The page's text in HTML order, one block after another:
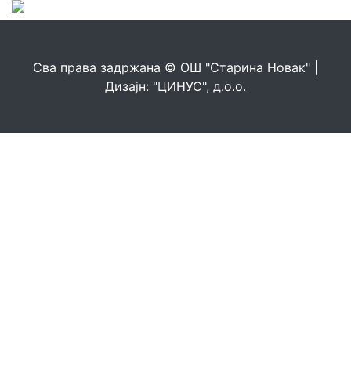
Сва права задржана © ОШ "Старина Новак" |
Дизајн: "ЦИНУС", д.о.о.